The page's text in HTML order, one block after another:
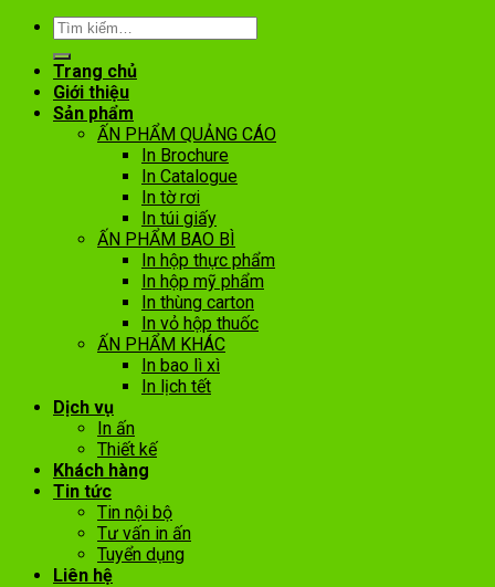
Trang chủ
Giới thiệu
Sản phẩm
ẤN PHẨM QUẢNG CÁO
In Brochure
In Catalogue
In tờ rơi
In túi giấy
ẤN PHẨM BAO BÌ
In hộp thực phẩm
In hộp mỹ phẩm
In thùng carton
In vỏ hộp thuốc
ẤN PHẨM KHÁC
In bao lì xì
In lịch tết
Dịch vụ
In ấn
Thiết kế
Khách hàng
Tin tức
Tin nội bộ
Tư vấn in ấn
Tuyển dụng
Liên hệ